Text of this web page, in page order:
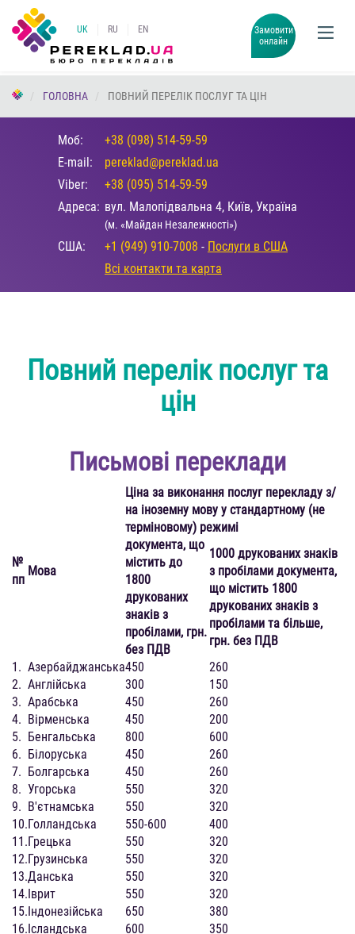
UK RU EN
Замовити
онлайн
ГОЛОВНА ПОВНИЙ ПЕРЕЛІК ПОСЛУГ ТА ЦІН
Моб:
+38 (098) 514-59-59
E-mail:
pereklad@pereklad.ua
Viber:
+38 (095) 514-59-59
Адреса: вул. Малопідвальна 4, Київ, Україна
(м. «Майдан Незалежності»)
США: +1 (949) 910-7008 - Послуги в США
Всі контакти та карта
Повний перелік послуг та
цін
Письмові переклади
№
пп
Мова
Ціна за виконання послуг перекладу з/
на іноземну мову у стандартному (не
терміновому) режимі
документа, що
містить до
1800
друкованих
знаків з
пробілами, грн.
без ПДВ
1000 друкованих знаків
з пробілами документа,
що містить 1800
друкованих знаків з
пробілами та більше,
грн. без ПДВ
1. Азербайджанська450
260
2. Англійська 300
150
3. Арабська 450
260
4. Вірменська 450
200
5. Бенгальська 800
600
6. Білоруська 450
260
7. Болгарська 450
260
8. Угорська 550
320
9. В'єтнамська 550
320
10.Голландська 550-600
400
11.Грецька 550
320
12.Грузинська 550
320
13.Данська 550
320
14.Іврит 550
320
15.Індонезійська 650
380
16.Ісландська 600
350